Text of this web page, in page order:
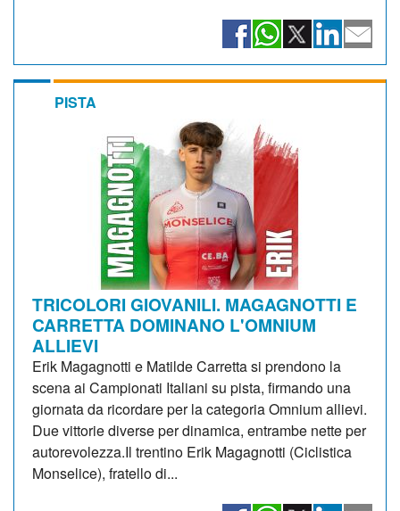
PISTA
TRICOLORI GIOVANILI. MAGAGNOTTI E
CARRETTA DOMINANO L'OMNIUM
ALLIEVI
Erik Magagnotti e Matilde Carretta si prendono la
scena ai Campionati Italiani su pista, firmando una
giornata da ricordare per la categoria Omnium allievi.
Due vittorie diverse per dinamica, entrambe nette per
autorevolezza.Il trentino Erik Magagnotti (Ciclistica
Monselice), fratello di...